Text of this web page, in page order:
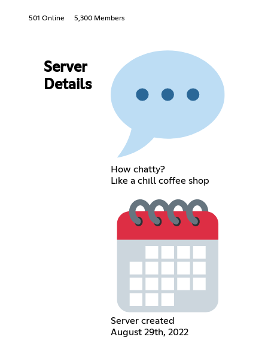
501 Online 5,300 Members
Server
Details
How chatty?
Like a chill coffee shop
Server created
August 29th, 2022